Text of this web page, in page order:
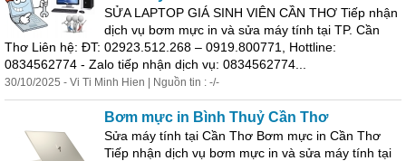
SỬA LAPTOP GIÁ SINH VIÊN CẦN THƠ Tiếp nhận
dịch vụ bơm mực in và sửa máy tính tại TP. Cần
Thơ Liên hệ: ĐT: 02923.512.268 – 0919.800771, Hottline:
0834562774 - Zalo tiếp nhận dịch vụ: 0834562774...
30/10/2025 - Vi Ti Minh Hien | Nguồn tin : -/-
Bơm mực in Bình Thuỷ Cần Thơ
Sửa máy tính tại Cần Thơ Bơm mực in Cần Thơ
Tiếp nhận dịch vụ bơm mực in và sửa máy tính tại